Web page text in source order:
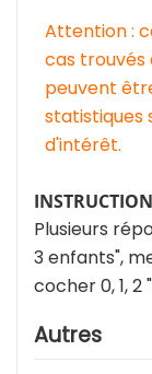
Attention :
cas trouvés
peuvent
statistiques
d'intérêt.
Plusieurs
3 enfants",
cocher 0, 1, 2
Autres